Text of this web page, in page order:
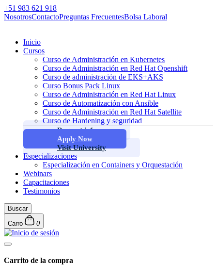
+51 983 621 918
NosotrosContactoPreguntas FrecuentesBolsa Laboral
Inicio
Cursos
Curso de Administración en Kubernetes
Curso de Administración en Red Hat Openshift
Curso de administración de EKS+AKS
Curso Bonus Pack Linux
Curso de Administración en Red Hat Linux
Curso de Automatización con Ansible
Curso de Administración en Red Hat Satellite
Curso de Hardening y seguridad
Request info
Apply Now
Visit University
Especializaciones
Especialización en Containers y Orquestación
Webinars
Capacitaciones
Testimonios
Buscar
Carro 0
Carrito de la compra